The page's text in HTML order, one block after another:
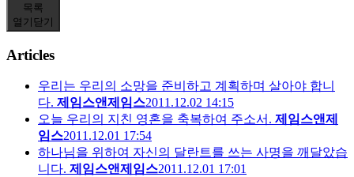
목록
열기 닫기
Articles
우리는 우리의 소망을 준비하고 계획하며 살아야 합니
다. 제임스앤제임스2011.12.02 14:15
오늘 우리의 지친 영혼을 축복하여 주소서. 제임스앤제
임스2011.12.01 17:54
하나님을 위하여 자신의 달란트를 쓰는 사명을 깨달았습
니다. 제임스앤제임스2011.12.01 17:01